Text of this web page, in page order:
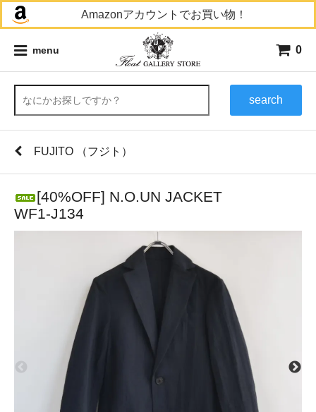
Amazonアカウントでお買い物！
menu 0
search
FUJITO （フジト）
[40%OFF] N.O.UN JACKET
WF1-J134